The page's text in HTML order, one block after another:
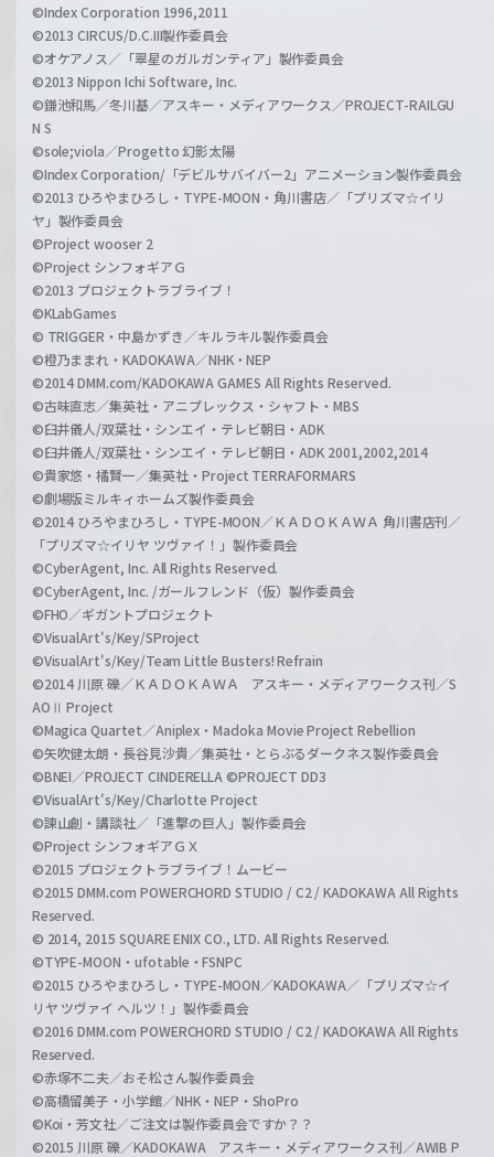
©Index Corporation 1996,2011
©2013 CIRCUS/D.C.III製作委員会
©オケアノス／「翠星のガルガンティア」製作委員会
©2013 Nippon Ichi Software, Inc.
©鎌池和馬／冬川基／アスキー・メディアワークス／PROJECT-RAILGU
N S
©sole;viola／Progetto 幻影太陽
©Index Corporation/「デビルサバイバー2」アニメーション製作委員会
©2013 ひろやまひろし・TYPE-MOON・角川書店／「プリズマ☆イリ
ヤ」製作委員会
©Project wooser 2
©Project シンフォギアＧ
©2013 プロジェクトラブライブ！
©KLabGames
© TRIGGER・中島かずき／キルラキル製作委員会
©橙乃ままれ・KADOKAWA／NHK・NEP
©2014 DMM.com/KADOKAWA GAMES All Rights Reserved.
©古味直志／集英社・アニプレックス・シャフト・MBS
©臼井儀人/双葉社・シンエイ・テレビ朝日・ADK
©臼井儀人/双葉社・シンエイ・テレビ朝日・ADK 2001,2002,2014
©貴家悠・橘賢一／集英社・Project TERRAFORMARS
©劇場版ミルキィホームズ製作委員会
©2014 ひろやまひろし・TYPE-MOON／ＫＡＤＯＫＡＷＡ 角川書店刊／
「プリズマ☆イリヤ ツヴァイ！」製作委員会
©CyberAgent, Inc. All Rights Reserved.
©CyberAgent, Inc. /ガールフレンド（仮）製作委員会
©FHO／ギガントプロジェクト
©VisualArt's/Key/SProject
©VisualArt's/Key/Team Little Busters! Refrain
©2014 川原 礫／ＫＡＤＯＫＡＷＡ アスキー・メディアワークス刊／S
AOⅡ Project
©Magica Quartet／Aniplex・Madoka Movie Project Rebellion
©矢吹健太朗・長谷見沙貴／集英社・とらぶるダークネス製作委員会
©BNEI／PROJECT CINDERELLA ©PROJECT DD3
©VisualArt's/Key/Charlotte Project
©諫山創・講談社／「進撃の巨人」製作委員会
©Project シンフォギアＧＸ
©2015 プロジェクトラブライブ！ムービー
©2015 DMM.com POWERCHORD STUDIO / C2 / KADOKAWA All Rights
Reserved.
© 2014, 2015 SQUARE ENIX CO., LTD. All Rights Reserved.
©TYPE-MOON・ufotable・FSNPC
©2015 ひろやまひろし・TYPE-MOON／KADOKAWA／「プリズマ☆イ
リヤ ツヴァイ ヘルツ！」製作委員会
©2016 DMM.com POWERCHORD STUDIO / C2 / KADOKAWA All Rights
Reserved.
©赤塚不二夫／おそ松さん製作委員会
©高橋留美子・小学館／NHK・NEP・ShoPro
©Koi・芳文社／ご注文は製作委員会ですか？？
©2015 川原 礫／KADOKAWA アスキー・メディアワークス刊／AWIB P